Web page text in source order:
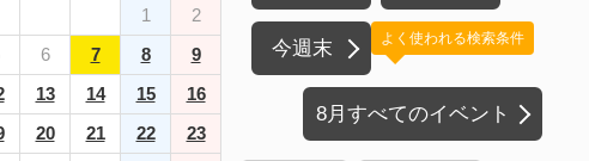
1
2
6 7 8
9
13 14 15
16
20 21 22
23
今週末
8月すべてのイベント
よく使われる検索条件